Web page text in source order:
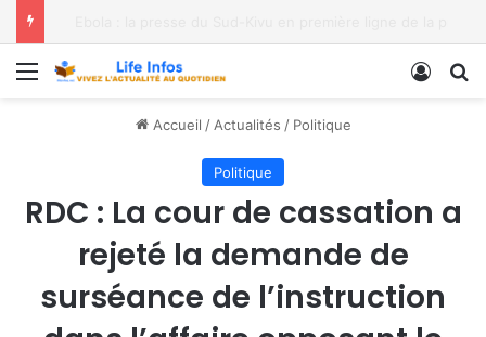
Menu
Accueil / Actualités / Politique
Politique
RDC : La cour de cassation a
rejeté la demande de
surséance de l’instruction